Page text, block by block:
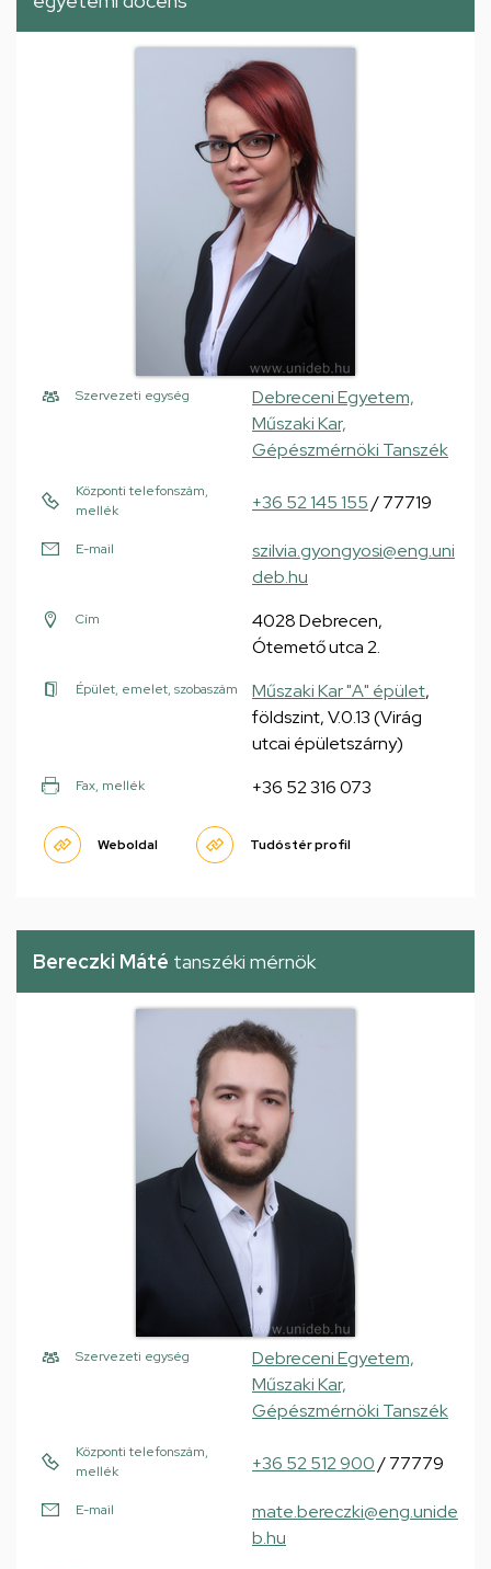
Szervezeti egység
Debreceni Egyetem,
Műszaki Kar,
Gépészmérnöki Tanszék
Központi telefonszám,
mellék
+36 52 145 155/ 77719
E-mail
szilvia.gyongyosi@eng.uni
deb.hu
Cím
4028 Debrecen,
Ótemető utca 2.
Épület, emelet, szobaszám Műszaki Kar "A" épület,
földszint, V.0.13 (Virág
utcai épületszárny)
Fax, mellék +36 52 316 073
Weboldal Tudóstér profil
Bereczki Máté tanszéki mérnök
Szervezeti egység
Debreceni Egyetem,
Műszaki Kar,
Gépészmérnöki Tanszék
Központi telefonszám,
mellék
+36 52 512 900/ 77779
E-mail
mate.bereczki@eng.unide
b.hu